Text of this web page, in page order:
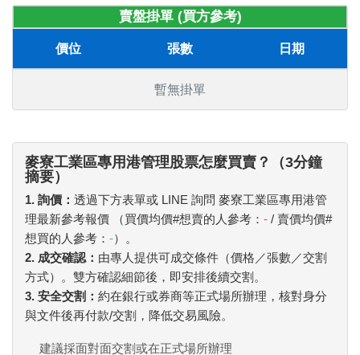
賣盤掛單 (買方參考)
價位 張數 日期
暫無掛單
麥寮工業區專用港管理股票怎麼買賣？（3分鐘
摘要）
1. 詢價： 透過下方表單或 LINE 詢問 麥寮工業區專用港管
理最新參考報價 （買價均價#想賣的人參考： - / 賣價均價#
想買的人參考： -）。
2. 成交確認： 由專人提供可成交條件（價格／張數／交割
方式）。雙方確認細節後，即安排後續交割。
3. 安全交割： 約在銀行或券商等正式場所辦理，核對身分
與文件後再付款/交割，降低交易風險。
建議採面對面交割或在正式場所辦理